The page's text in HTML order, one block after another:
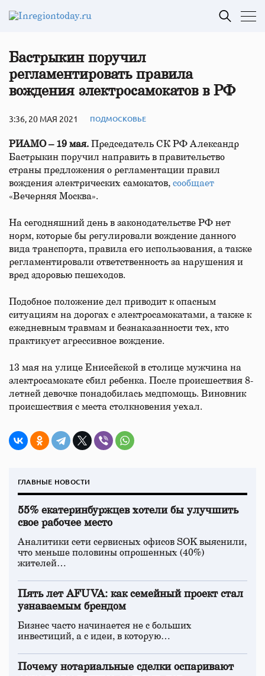
Бастрыкин поручил
регламентировать правила
вождения электросамокатов в РФ
3:36, 20 МАЯ 2021 ПОДМОСКОВЬЕ
РИАМО – 19 мая.
Председатель СК РФ Александр
Бастрыкин поручил направить в правительство
страны предложения о регламентации правил
вождения электрических самокатов, сообщает
«Вечерняя Москва».
На сегодняшний день в законодательстве РФ нет
норм, которые бы регулировали вождение данного
вида транспорта, правила его использования, а также
регламентировали ответственность за нарушения и
вред здоровью пешеходов.
Подобное положение дел приводит к опасным
ситуациям на дорогах с электросамокатами, а также к
ежедневным травмам и безнаказанности тех, кто
практикует агрессивное вождение.
13 мая на улице Енисейской в столице мужчина на
электросамокате сбил ребенка. После происшествия 8-
летней девочке понадобилась медпомощь. Виновник
происшествия с места столкновения уехал.
ГЛАВНЫЕ НОВОСТИ
55% екатеринбуржцев хотели бы улучшить
свое рабочее место
Аналитики сети сервисных офисов SOK выяснили,
что меньше половины опрошенных (40%)
жителей…
Пять лет AFUVA: как семейный проект стал
узнаваемым брендом
Бизнес часто начинается не с больших
инвестиций, а с идеи, в которую…
Почему нотариальные сделки оспаривают